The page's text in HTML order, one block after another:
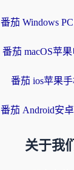
番茄 Windows
番茄 macOS苹
番茄 ios苹果
番茄 Android安
关于我们